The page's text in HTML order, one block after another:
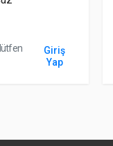
Giriş
Yap